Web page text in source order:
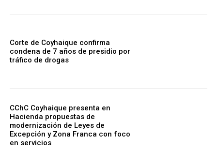
Corte de Coyhaique confirma
condena de 7 años de presidio por
tráfico de drogas
CChC Coyhaique presenta en
Hacienda propuestas de
modernización de Leyes de
Excepción y Zona Franca con foco
en servicios